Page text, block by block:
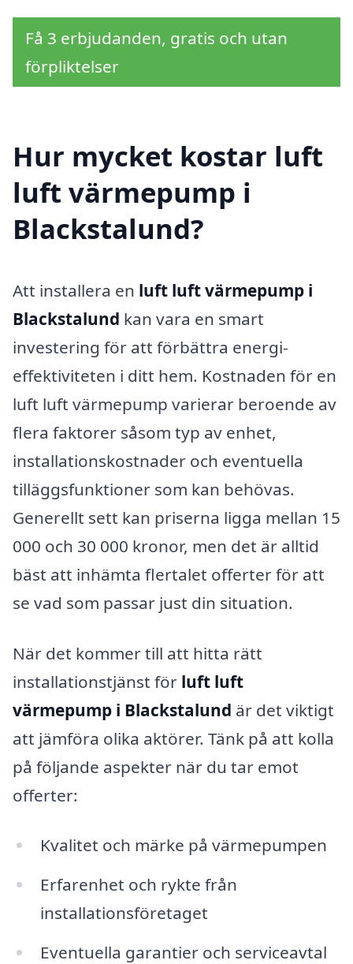
Få 3 erbjudanden, gratis och utan
förpliktelser
Hur mycket kostar luft
luft värmepump i
Blackstalund?
Att installera en luft luft värmepump i
Blackstalund kan vara en smart
investering för att förbättra energi­
effektiviteten i ditt hem. Kostnaden för en
luft luft värmepump varierar beroende av
flera faktorer såsom typ av enhet,
installationskostnader och eventuella
tilläggsfunktioner som kan behövas.
Generellt sett kan priserna ligga mellan 15
000 och 30 000 kronor, men det är alltid
bäst att in­hämta flertalet offerter för att
se vad som passar just din situation.
När det kommer till att hitta rätt
installationstjänst för luft luft
värmepump i Blackstalund är det viktigt
att jämföra olika aktörer. Tänk på att kolla
på följande aspekter när du tar emot
offerter:
Kvalitet och märke på värmepumpen
Erfarenhet och rykte från
installationsföretaget
Eventuella garantier och serviceavtal